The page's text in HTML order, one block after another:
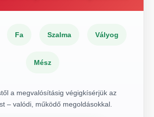
Fa Szalma Vályog
Mész
a megvalósításig végigkísérjük az
– valódi, működő megoldásokkal.